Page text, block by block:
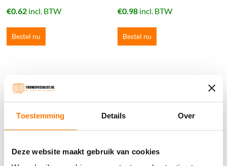
Toestemming Details Over
Deze website maakt gebruik van cookies
€0.62 incl. BTW
Bestel nu
€0.98 incl. BTW
Bestel nu
Winkelwagen
֍ Deskundig advies en gratis proefstukjes.